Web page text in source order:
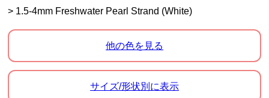
> 1.5-4mm Freshwater Pearl Strand (White)
他の色を見る
サイズ/形状別に表示